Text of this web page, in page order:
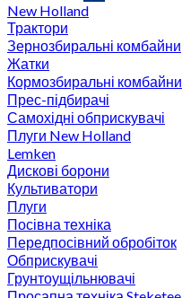
New Holland
Трактори
Зернозбиральні комбайни
Жатки
Кормозбиральні комбайни
Прес-підбирачі
Самохідні обприскувачі
Плуги New Holland
Lemken
Дискові борони
Культиватори
Плуги
Посівна техніка
Передпосівний обробіток
Обприскувачі
Грунтоущільнювачі